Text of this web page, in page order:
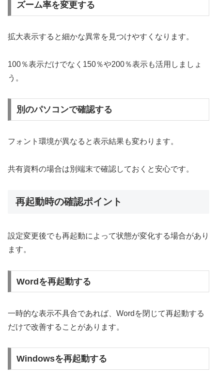
ズーム率を変更する
拡大表示すると細かな異常を見つけやすくなります。
100％表示だけでなく150％や200％表示も活用しましょ
う。
別のパソコンで確認する
フォント環境が異なると表示結果も変わります。
共有資料の場合は別端末で確認しておくと安心です。
再起動時の確認ポイント
設定変更後でも再起動によって状態が変化する場合があり
ます。
Wordを再起動する
一時的な表示不具合であれば、Wordを閉じて再起動する
だけで改善することがあります。
Windowsを再起動する